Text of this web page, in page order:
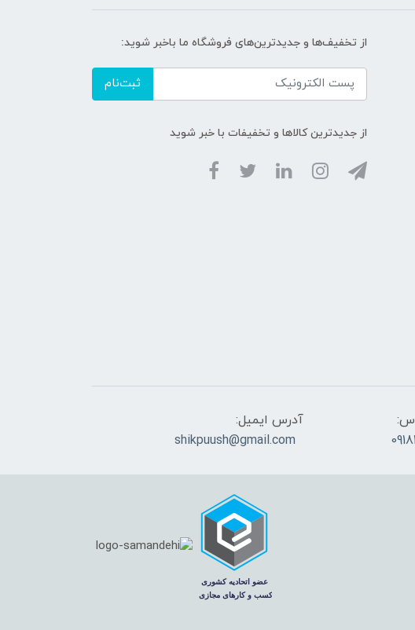
از تخفیف‌ها و جدیدترین‌های فروشگاه ما باخبر شوید:
ثبت‌نام
از جدیدترین کالاها و تخفیفات با خبر شوید
آدرس ایمیل:
shikpuush@gmail.com